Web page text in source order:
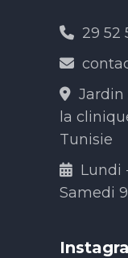
29 52
Jardin
la
Tunisie
Lundi
Samedi